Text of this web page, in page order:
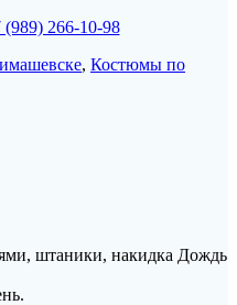
(989) 266-10-98
, Костюмы по
штаники, накидка Дождь